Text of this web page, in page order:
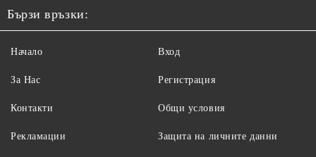
Бързи връзки:
Начало
За Нас
Контакти
Рекламации
Вход
Регистрация
Общи условия
Защита на личните данни